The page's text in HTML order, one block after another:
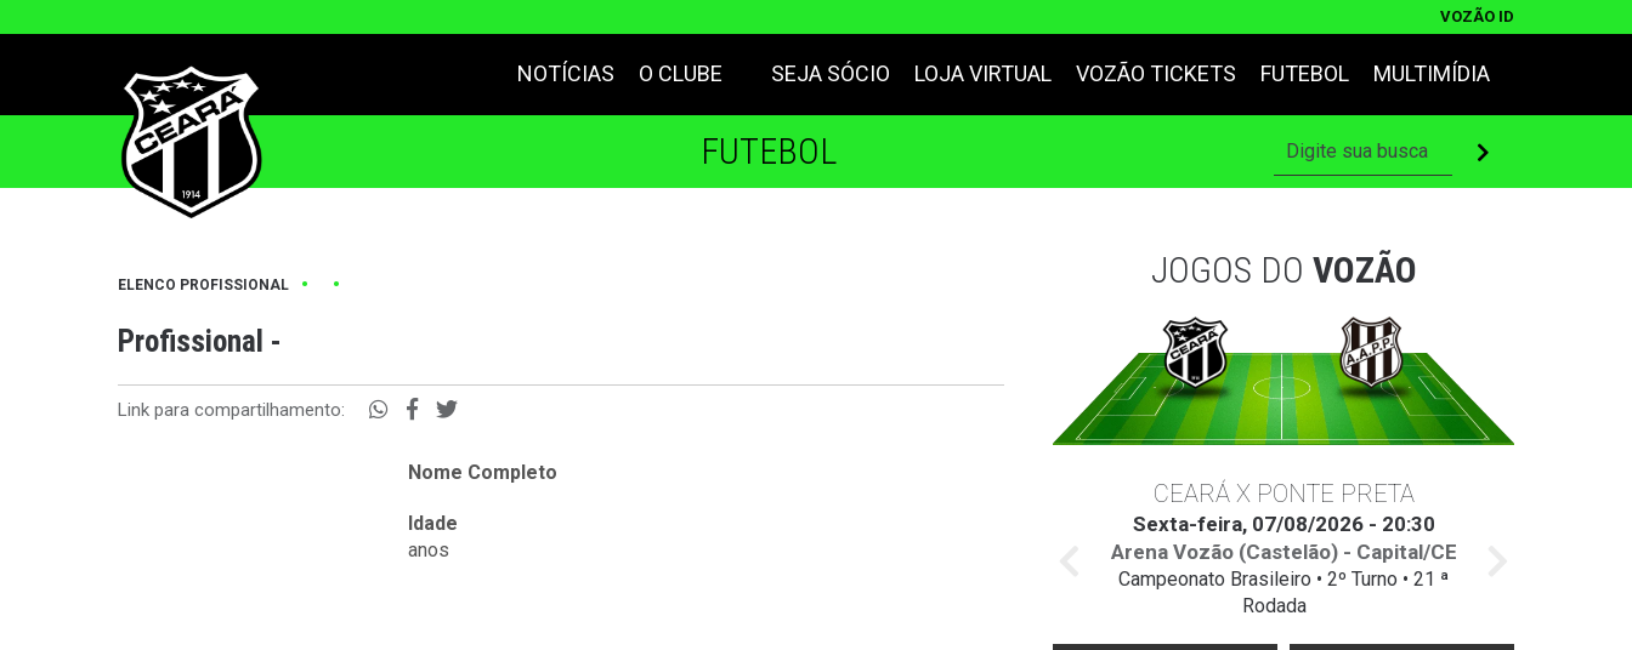
VOZÃO ID
NOTÍCIAS O CLUBE SEJA SÓCIO LOJA VIRTUAL VOZÃO TICKETS FUTEBOL MULTIMÍDIA
FUTEBOL
ELENCO PROFISSIONAL • •
Profissional -
Link para compartilhamento:
Nome Completo
Idade
anos
JOGOS DO VOZÃO
CEARÁ X PONTE PRETA
Sexta-feira, 07/08/2026 - 20:30
Arena Vozão (Castelão) - Capital/CE
Campeonato Brasileiro • 2º Turno • 21 ª
Rodada